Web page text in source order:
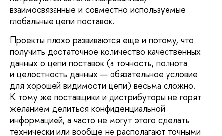
взаимосвязанные и совместно используемые
глобальные цепи поставок.
Проекты плохо развиваются еще и потому, что
получить достаточное количество качественных
данных о цепи поставок (а точность, полнота
и целостность данных — обязательное условие
для хорошей видимости цепи) весьма сложно.
К тому же поставщики и дистрибуторы не горят
желанием делиться конфиденциальной
информацией, а часто не могут этого сделать
технически или вообще не располагают точными